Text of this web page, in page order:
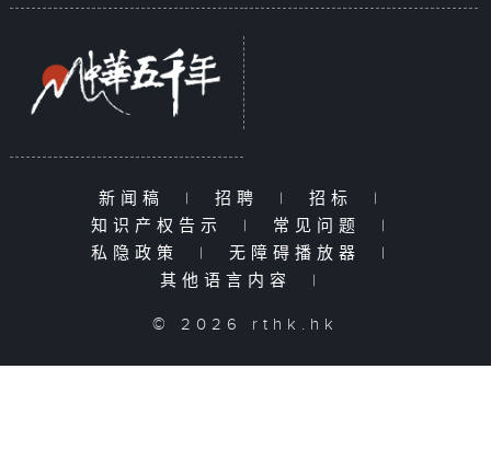
新闻稿 | 招聘 | 招标
|
知识产权告示
| 常见问题
|
私隐政策
| 无障碍播放器
|
其他语言内容
|
© 2026 rthk.hk